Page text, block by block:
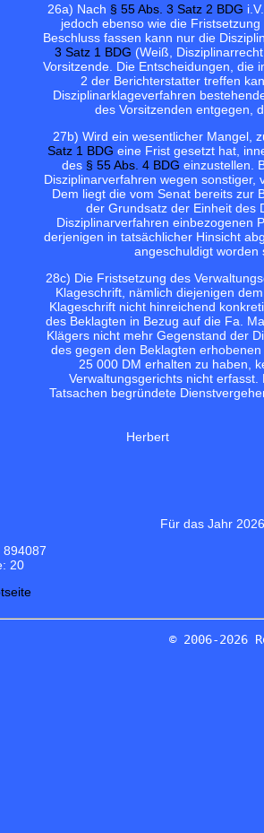
26a) Nach § 55 Abs. 3 Satz 2 BDG
jedoch ebenso wie die
Beschluss fassen kann nur die
3 Satz 1 BDG (Weiß,
Vorsitzende. Die Entscheidungen, die
2 der Berichterstatter treffen
Disziplinarklageverfahren
des Vorsitzenden entgegen,
27b) Wird ein wesentlicher Mangel,
Satz 1 BDG eine Frist gesetzt hat,
des § 55 Abs. 4 BDG einzustellen.
Disziplinarverfahren wegen
Dem liegt die vom Senat bereits zur
der Grundsatz der Einheit des
Disziplinarverfahren einbezogenen
derjenigen in tatsächlicher Hinsicht
angeschuldigt
28c) Die Fristsetzung des
Klageschrift, nämlich diejenigen
Klageschrift nicht hinreichend
des Beklagten in Bezug auf die Fa.
Klägers nicht mehr Gegenstand der
des gegen den Beklagten
25 000 DM erhalten zu haben,
Verwaltungsgerichts nicht
Tatsachen begründete
Herbert
Für das Jahr
894087
20
© 2006-2026